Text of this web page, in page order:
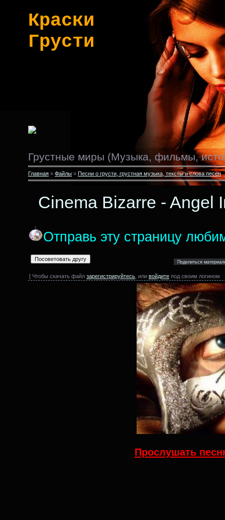
Краски
Грусти
Грустные миры (Музыка, фильмы,
Главная » Файлы » Песни о грусти, грустная музыка, тексты и слова песен
Cinema Bizarre - Angel
Отправь эту страницу
[ Чтобы скачать файл зарегистрируйтесь , или войдите под своим логином
Прослушать